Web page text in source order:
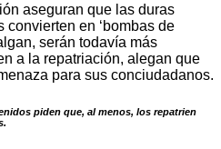
aseguran que las duras
en ‘bombas de
serán todavía más
a la repatriación, alegan que
para sus conciudadanos.
piden que, al menos, los repatrien